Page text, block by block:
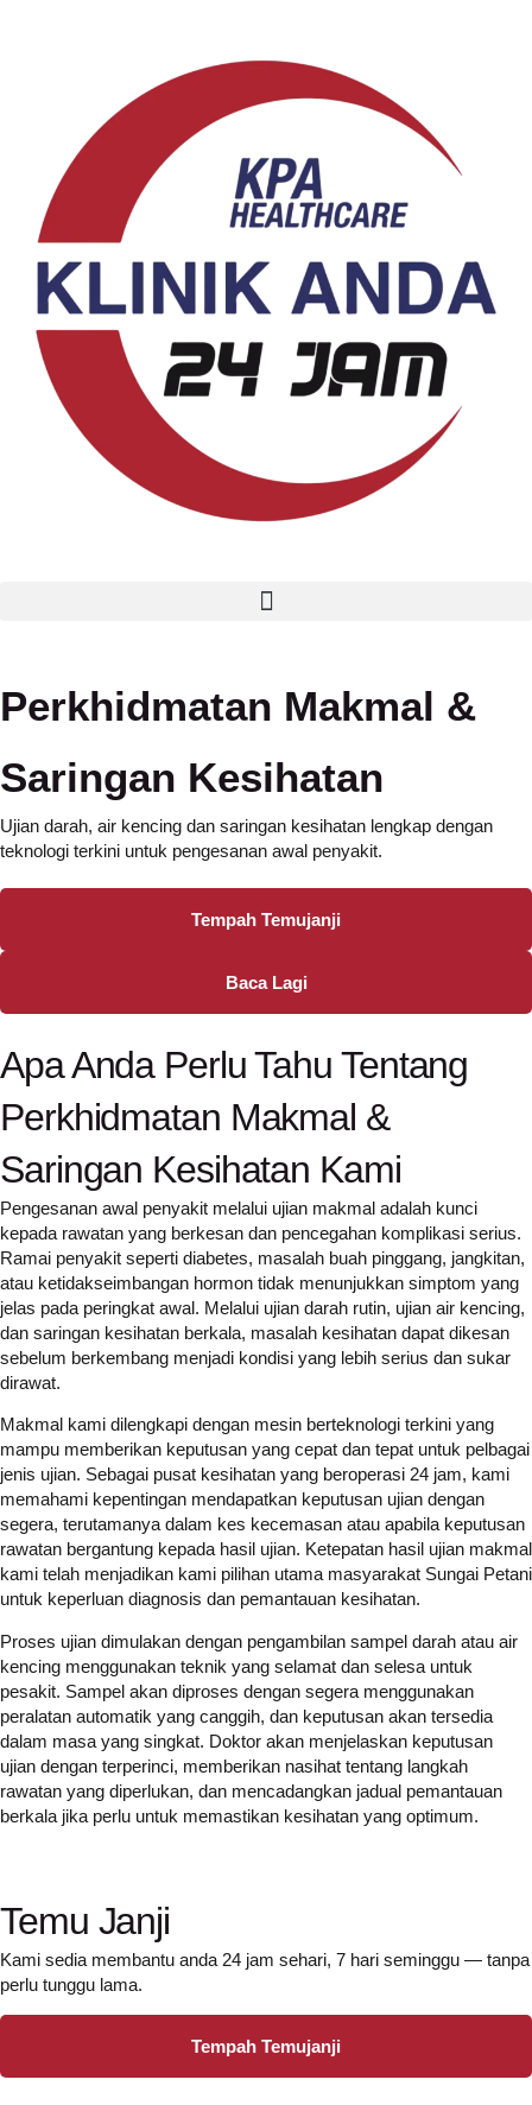
Perkhidmatan Makmal &
Saringan Kesihatan
Ujian darah, air kencing dan saringan kesihatan lengkap dengan
teknologi terkini untuk pengesanan awal penyakit.
Tempah Temujanji
Baca Lagi
Apa Anda Perlu Tahu Tentang
Perkhidmatan Makmal &
Saringan Kesihatan Kami
Pengesanan awal penyakit melalui ujian makmal adalah kunci
kepada rawatan yang berkesan dan pencegahan komplikasi serius.
Ramai penyakit seperti diabetes, masalah buah pinggang, jangkitan,
atau ketidakseimbangan hormon tidak menunjukkan simptom yang
jelas pada peringkat awal. Melalui ujian darah rutin, ujian air kencing,
dan saringan kesihatan berkala, masalah kesihatan dapat dikesan
sebelum berkembang menjadi kondisi yang lebih serius dan sukar
dirawat.
Makmal kami dilengkapi dengan mesin berteknologi terkini yang
mampu memberikan keputusan yang cepat dan tepat untuk pelbagai
jenis ujian. Sebagai pusat kesihatan yang beroperasi 24 jam, kami
memahami kepentingan mendapatkan keputusan ujian dengan
segera, terutamanya dalam kes kecemasan atau apabila keputusan
rawatan bergantung kepada hasil ujian. Ketepatan hasil ujian makmal
kami telah menjadikan kami pilihan utama masyarakat Sungai Petani
untuk keperluan diagnosis dan pemantauan kesihatan.
Proses ujian dimulakan dengan pengambilan sampel darah atau air
kencing menggunakan teknik yang selamat dan selesa untuk
pesakit. Sampel akan diproses dengan segera menggunakan
peralatan automatik yang canggih, dan keputusan akan tersedia
dalam masa yang singkat. Doktor akan menjelaskan keputusan
ujian dengan terperinci, memberikan nasihat tentang langkah
rawatan yang diperlukan, dan mencadangkan jadual pemantauan
berkala jika perlu untuk memastikan kesihatan yang optimum.
Temu Janji
Kami sedia membantu anda 24 jam sehari, 7 hari seminggu — tanpa
perlu tunggu lama.
Tempah Temujanji